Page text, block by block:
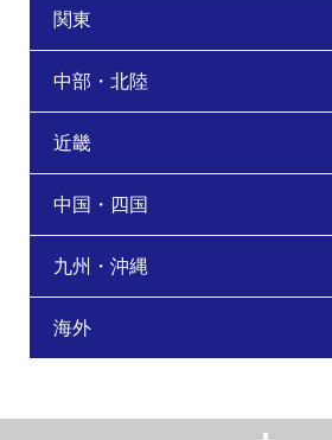
関東
中部・北陸
近畿
中国・四国
九州・沖縄
海外